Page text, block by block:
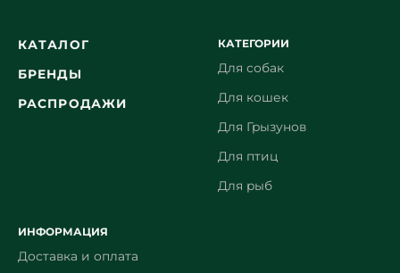
КАТАЛОГ
БРЕНДЫ
РАСПРОДАЖИ
КАТЕГОРИИ
Для собак
Для кошек
Для Грызунов
Для птиц
Для рыб
ИНФОРМАЦИЯ
Доставка и оплата